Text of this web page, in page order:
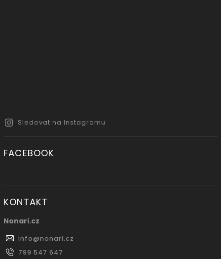
Sledovat na Instagramu
FACEBOOK
KONTAKT
Nonari.cz
info@nonari.cz
799 547 647